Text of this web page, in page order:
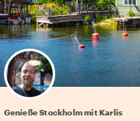
Genieße Stockholm mit Karlis